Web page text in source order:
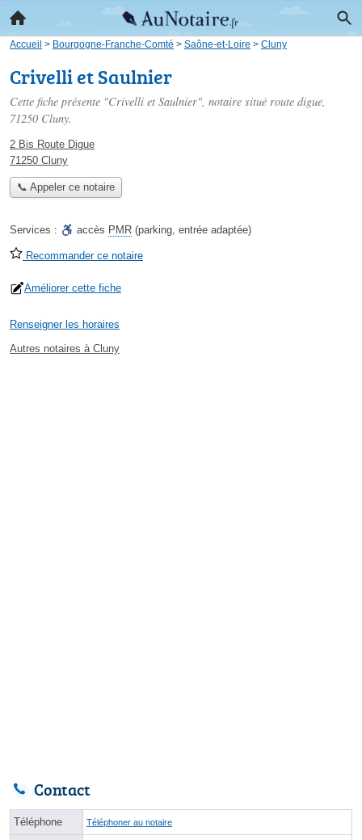
Accueil > Bourgogne-Franche-Comté > Saône-et-Loire > Cluny
Crivelli et Saulnier
Cette fiche présente "Crivelli et Saulnier", notaire situé route digue,
71250 Cluny.
2 Bis Route Digue
71250 Cluny
📞 Appeler ce notaire
Services : accès PMR (parking, entrée adaptée)
Recommander ce notaire
Améliorer cette fiche
Renseigner les horaires
Autres notaires à Cluny
Contact
Téléphone Téléphoner au notaire